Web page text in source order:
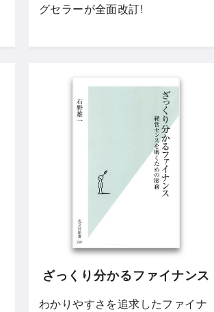
グセラーが全面改訂!
ざっくり分かるファイナンス
わかりやすさを追求したファイナ